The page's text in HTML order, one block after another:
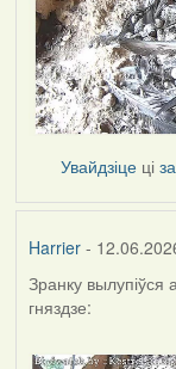
Увайдзіце ці
Harrier-
Зранку
гняздзе: